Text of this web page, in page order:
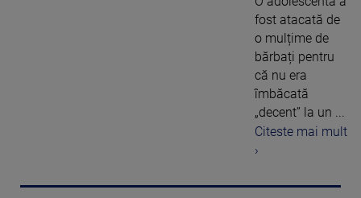
fost atacată de
o mulțime de
bărbați pentru
că nu era
îmbăcată
„decent” la un ...
Citeste mai mult
›